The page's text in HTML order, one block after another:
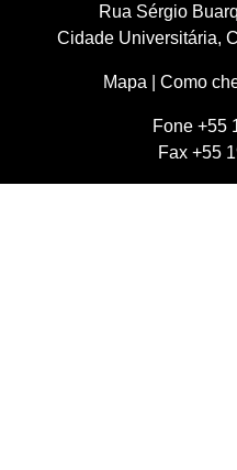
Rua Sérgio
Cidade Universitária,
Mapa Como
Fone +55
Fax +55